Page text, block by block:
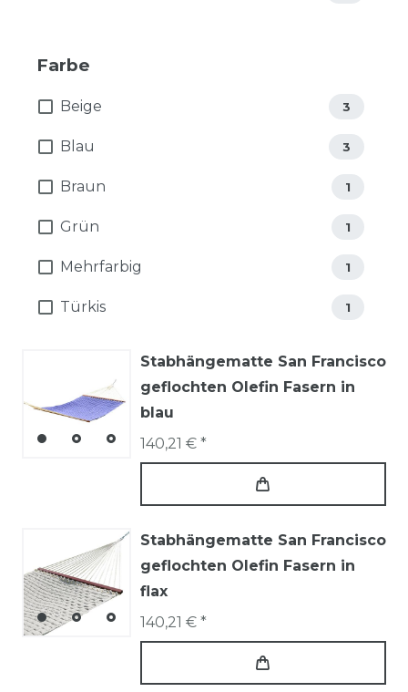
Farbe
Beige 3
Blau 3
Braun 1
Grün 1
Mehrfarbig 1
Türkis 1
Stabhängematte San Francisco
geflochten Olefin Fasern in
blau
140,21 € *
Stabhängematte San Francisco
geflochten Olefin Fasern in
flax
140,21 € *